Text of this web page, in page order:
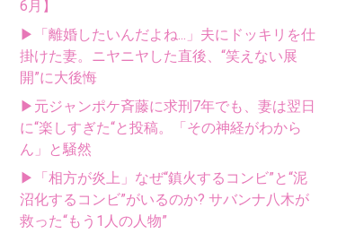
6月】
▶「離婚したいんだよね...」夫にドッキリを仕
掛けた妻。ニヤニヤした直後、“笑えない展
開”に大後悔
▶元ジャンポケ斉藤に求刑7年でも、妻は翌日
に“楽しすぎた“と投稿。「その神経がわから
ん」と騒然
▶「相方が炎上」なぜ“鎮火するコンビ”と“泥
沼化するコンビ”がいるのか? サバンナ八木が
救った“もう1人の人物”